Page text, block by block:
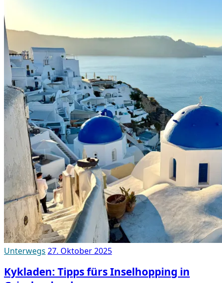
Unterwegs 27. Oktober 2025
Kykladen: Tipps fürs Inselhopping in